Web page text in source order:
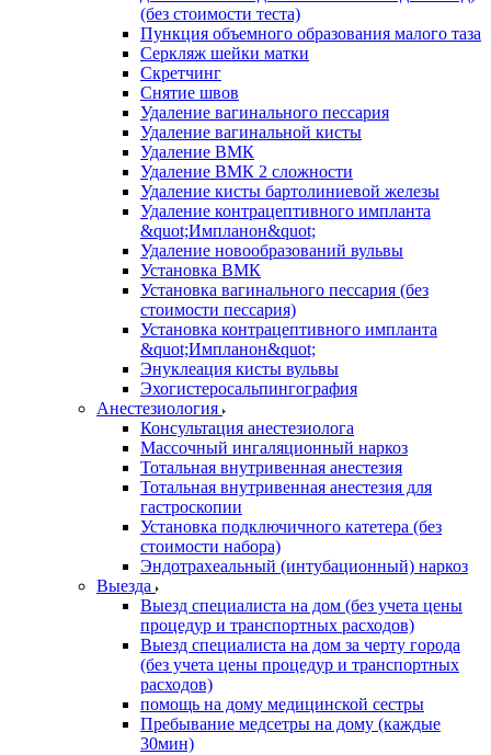
(без стоимости теста)
Пункция объемного образования малого таза
Серкляж шейки матки
Скретчинг
Снятие швов
Удаление вагинального пессария
Удаление вагинальной кисты
Удаление ВМК
Удаление ВМК 2 сложности
Удаление кисты бартолиниевой железы
Удаление контрацептивного импланта
&quot;Импланон&quot;
Удаление новообразований вульвы
Установка ВМК
Установка вагинального пессария (без
стоимости пессария)
Установка контрацептивного импланта
&quot;Импланон&quot;
Энуклеация кисты вульвы
Эхогистеросальпингография
Анестезиология
Консультация анестезиолога
Массочный ингаляционный наркоз
Тотальная внутривенная анестезия
Тотальная внутривенная анестезия для
гастроскопии
Установка подключичного катетера (без
стоимости набора)
Эндотрахеальный (интубационный) наркоз
Выезда
Выезд специалиста на дом (без учета цены
процедур и транспортных расходов)
Выезд специалиста на дом за черту города
(без учета цены процедур и транспортных
расходов)
помощь на дому медицинской сестры
Пребывание медсетры на дому (каждые
30мин)